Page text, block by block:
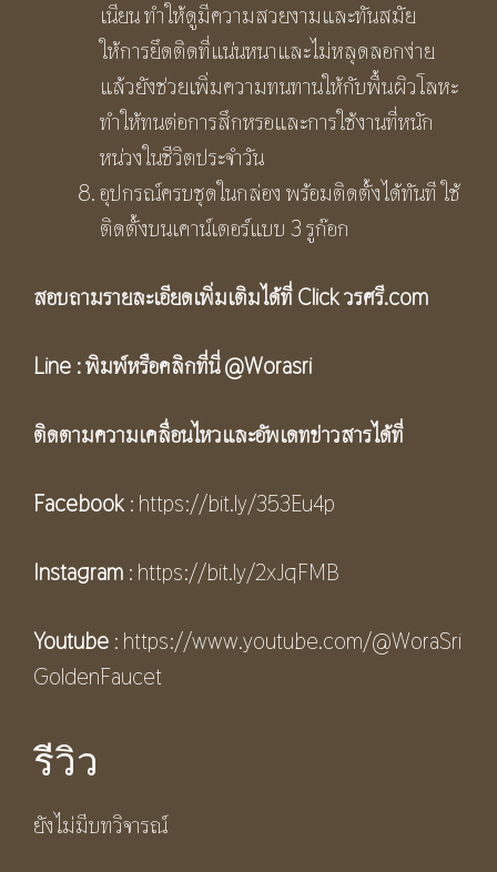
เนียน ทำให้ดูมีความสวยงามและทันสมัย
ให้การยึดติดที่แน่นหนาและไม่หลุดลอกง่าย
แล้วยังช่วยเพิ่มความทนทานให้กับพื้นผิวโลหะ
ทำให้ทนต่อการสึกหรอและการใช้งานที่หนัก
หน่วงในชีวิตประจำวัน
อุปกรณ์ครบชุดในกล่อง พร้อมติดตั้งได้ทันที ใช้
ติดตั้งบนเคาน์เตอร์แบบ 3 รูก๊อก
สอบถามรายละเอียดเพิ่มเติมได้ที่ Clickวรศรี.com
Line :พิมพ์หรือคลิกที่นี่@Worasri
ติดตามความเคลื่อนไหวและอัพเดทข่าวสารได้ที่
Facebook : https://bit.ly/353Eu4p
Instagram : https://bit.ly/2xJqFMB
Youtube : https://www.youtube.com/@WoraSri
GoldenFaucet
รีวิว
ยังไม่มีบทวิจารณ์